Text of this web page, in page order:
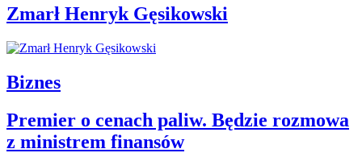
Zmarł Henryk Gęsikowski
Biznes
Premier o cenach paliw. Będzie rozmowa
z ministrem finansów